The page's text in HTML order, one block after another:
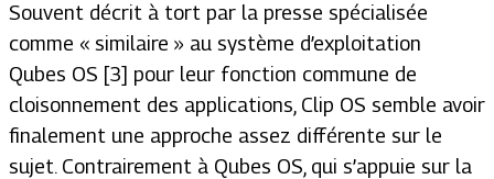
Souvent décrit à tort par la presse spécialisée
comme « similaire » au système d’exploitation
Qubes OS [3] pour leur fonction commune de
cloisonnement des applications, Clip OS semble avoir
finalement une approche assez différente sur le
sujet. Contrairement à Qubes OS, qui s’appuie sur la